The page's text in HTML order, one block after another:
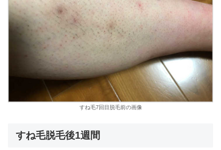
すね毛7回目脱毛前の画像
すね毛脱毛後1週間